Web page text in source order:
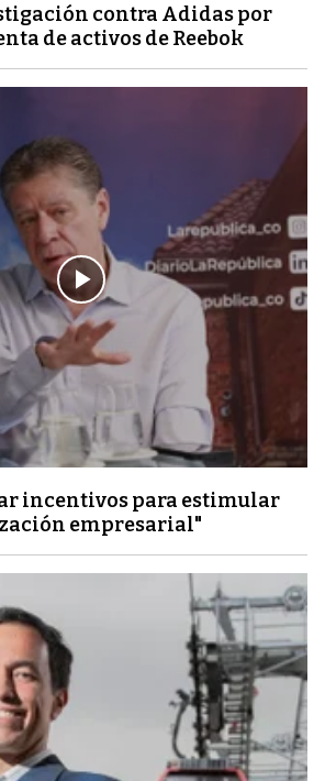
contra Adidas por
de activos de Reebok
incentivos para estimular
empresarial"